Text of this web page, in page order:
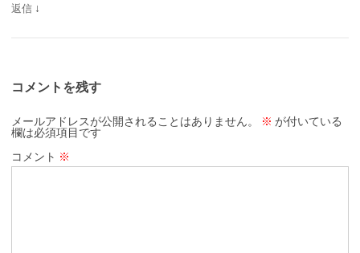
返信 ↓
コメントを残す
メールアドレスが公開されることはありません。 ※ が付いている
欄は必須項目です
コメント ※